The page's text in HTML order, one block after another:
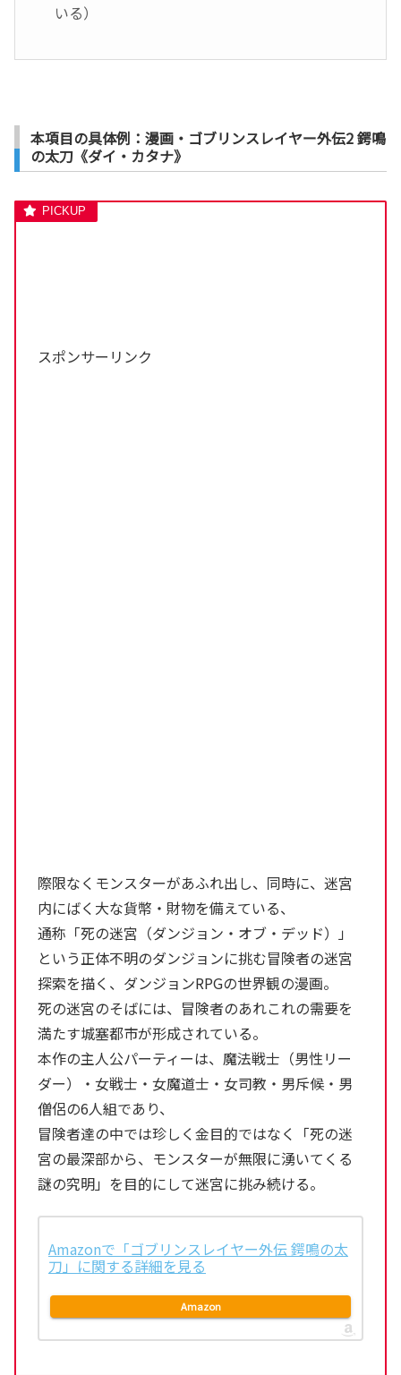
いる）
本項目の具体例：漫画・ゴブリンスレイヤー外伝2 鍔鳴
の太刀《ダイ・カタナ》
スポンサーリンク
際限なくモンスターがあふれ出し、同時に、迷宮
内にばく大な貨幣・財物を備えている、
通称「死の迷宮（ダンジョン・オブ・デッド）」
という正体不明のダンジョンに挑む冒険者の迷宮
探索を描く、ダンジョンRPGの世界観の漫画。
死の迷宮のそばには、冒険者のあれこれの需要を
満たす城塞都市が形成されている。
本作の主人公パーティーは、魔法戦士（男性リー
ダー）・女戦士・女魔道士・女司教・男斥候・男
僧侶の6人組であり、
冒険者達の中では珍しく金目的ではなく「死の迷
宮の最深部から、モンスターが無限に湧いてくる
謎の究明」を目的にして迷宮に挑み続ける。
Amazonで「ゴブリンスレイヤー外伝 鍔鳴の太
刀」に関する詳細を見る
Amazon